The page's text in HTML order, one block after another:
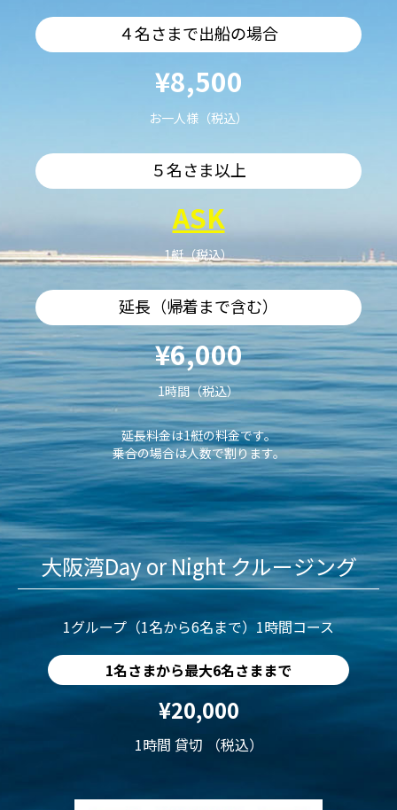
４名さまで出船の場合
¥8,500
お一人様（税込）
５名さま以上
ASK
1艇（税込）
延長（帰着まで含む）
¥6,000
1時間（税込）
延長料金は1艇の料金です。
乗合の場合は人数で割ります。
大阪湾Day or Night クルージング
1グループ（1名から6名まで）1時間コース
1名さまから最大6名さままで
¥20,000
1時間 貸切 （税込）